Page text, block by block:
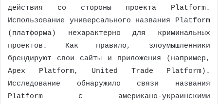
действия со стороны проекта Platform.
Использование универсального названия Platform
(платформа) нехарактерно для криминальных
проектов. Как правило, злоумышленники
брендируют свои сайты и приложения (например,
Apex Platform, United Trade Platform).
Исследование обнаружило связи названия
Platform с американо-украинскими